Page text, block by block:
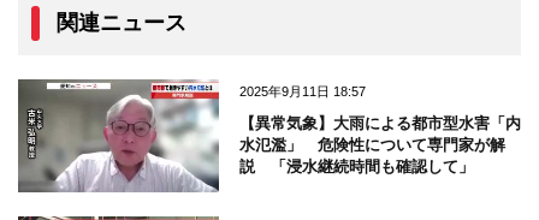
関連ニュース
2025年9月11日 18:57
【異常気象】大雨による都市型水害「内
水氾濫」 危険性について専門家が解
説 「浸水継続時間も確認して」